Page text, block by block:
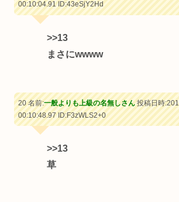
00:10:04.91ID:43eSjY2Hd
>>13
まさにwwww
20 名前:一般よりも上級の名無しさん投稿日時
00:10:48.97ID:F3zWLS2+0
>>13
草